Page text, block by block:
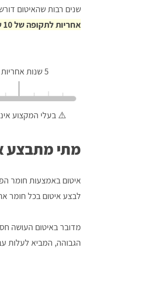
שנים רבות שהאיטום
אחריות לתקופה של 10 שנים בממוצע.
5 שנות אחריות
⚠️ בעלי המקצוע
מתי מתבצע
איטום באמצעות חומר
לבצע איטום בכל חומר
מדובר באיטום העושה
הגבוהה, המביא לעלות